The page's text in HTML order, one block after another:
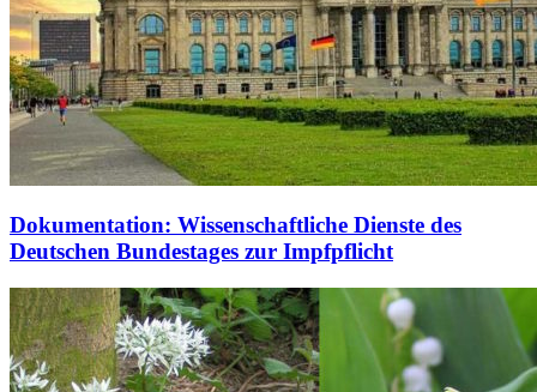
Dokumentation: Wissenschaftliche Dienste des
Deutschen Bundestages zur Impfpflicht